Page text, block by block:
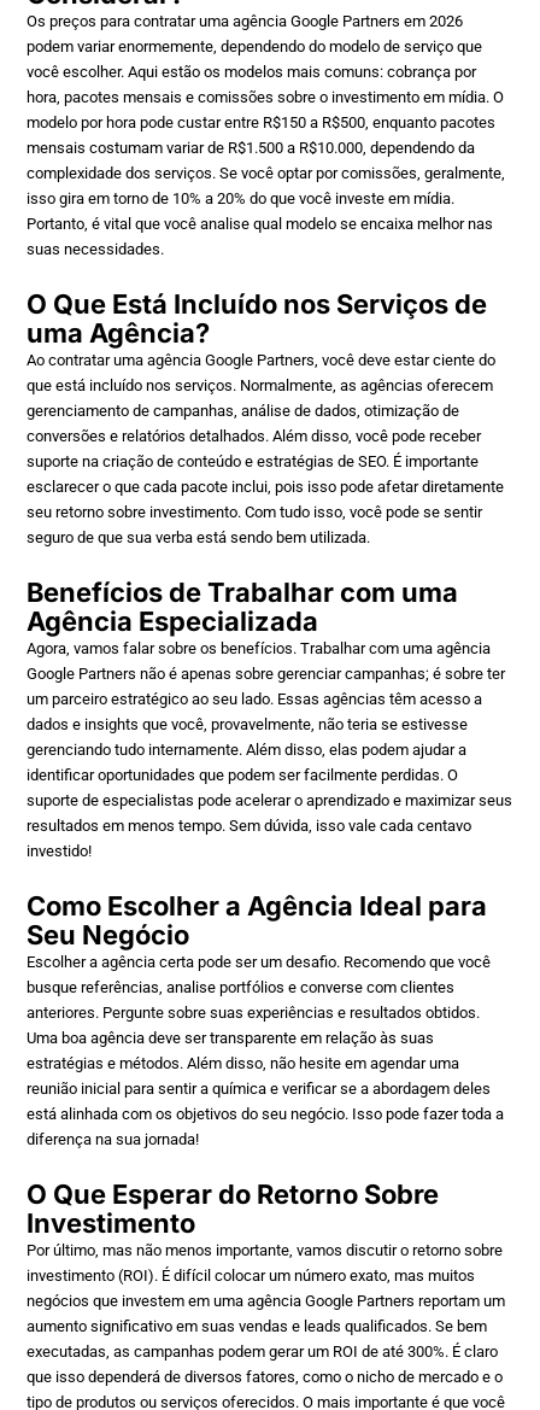
Os preços para contratar uma agência Google Partners em 2026
podem variar enormemente, dependendo do modelo de serviço que
você escolher. Aqui estão os modelos mais comuns: cobrança por
hora, pacotes mensais e comissões sobre o investimento em mídia. O
modelo por hora pode custar entre R$150 a R$500, enquanto pacotes
mensais costumam variar de R$1.500 a R$10.000, dependendo da
complexidade dos serviços. Se você optar por comissões, geralmente,
isso gira em torno de 10% a 20% do que você investe em mídia.
Portanto, é vital que você analise qual modelo se encaixa melhor nas
suas necessidades.
O Que Está Incluído nos Serviços de
uma Agência?
Ao contratar uma agência Google Partners, você deve estar ciente do
que está incluído nos serviços. Normalmente, as agências oferecem
gerenciamento de campanhas, análise de dados, otimização de
conversões e relatórios detalhados. Além disso, você pode receber
suporte na criação de conteúdo e estratégias de SEO. É importante
esclarecer o que cada pacote inclui, pois isso pode afetar diretamente
seu retorno sobre investimento. Com tudo isso, você pode se sentir
seguro de que sua verba está sendo bem utilizada.
Benefícios de Trabalhar com uma
Agência Especializada
Agora, vamos falar sobre os benefícios. Trabalhar com uma agência
Google Partners não é apenas sobre gerenciar campanhas; é sobre ter
um parceiro estratégico ao seu lado. Essas agências têm acesso a
dados e insights que você, provavelmente, não teria se estivesse
gerenciando tudo internamente. Além disso, elas podem ajudar a
identificar oportunidades que podem ser facilmente perdidas. O
suporte de especialistas pode acelerar o aprendizado e maximizar seus
resultados em menos tempo. Sem dúvida, isso vale cada centavo
investido!
Como Escolher a Agência Ideal para
Seu Negócio
Escolher a agência certa pode ser um desafio. Recomendo que você
busque referências, analise portfólios e converse com clientes
anteriores. Pergunte sobre suas experiências e resultados obtidos.
Uma boa agência deve ser transparente em relação às suas
estratégias e métodos. Além disso, não hesite em agendar uma
reunião inicial para sentir a química e verificar se a abordagem deles
está alinhada com os objetivos do seu negócio. Isso pode fazer toda a
diferença na sua jornada!
O Que Esperar do Retorno Sobre
Investimento
Por último, mas não menos importante, vamos discutir o retorno sobre
investimento (ROI). É difícil colocar um número exato, mas muitos
negócios que investem em uma agência Google Partners reportam um
aumento significativo em suas vendas e leads qualificados. Se bem
executadas, as campanhas podem gerar um ROI de até 300%. É claro
que isso dependerá de diversos fatores, como o nicho de mercado e o
tipo de produtos ou serviços oferecidos. O mais importante é que você